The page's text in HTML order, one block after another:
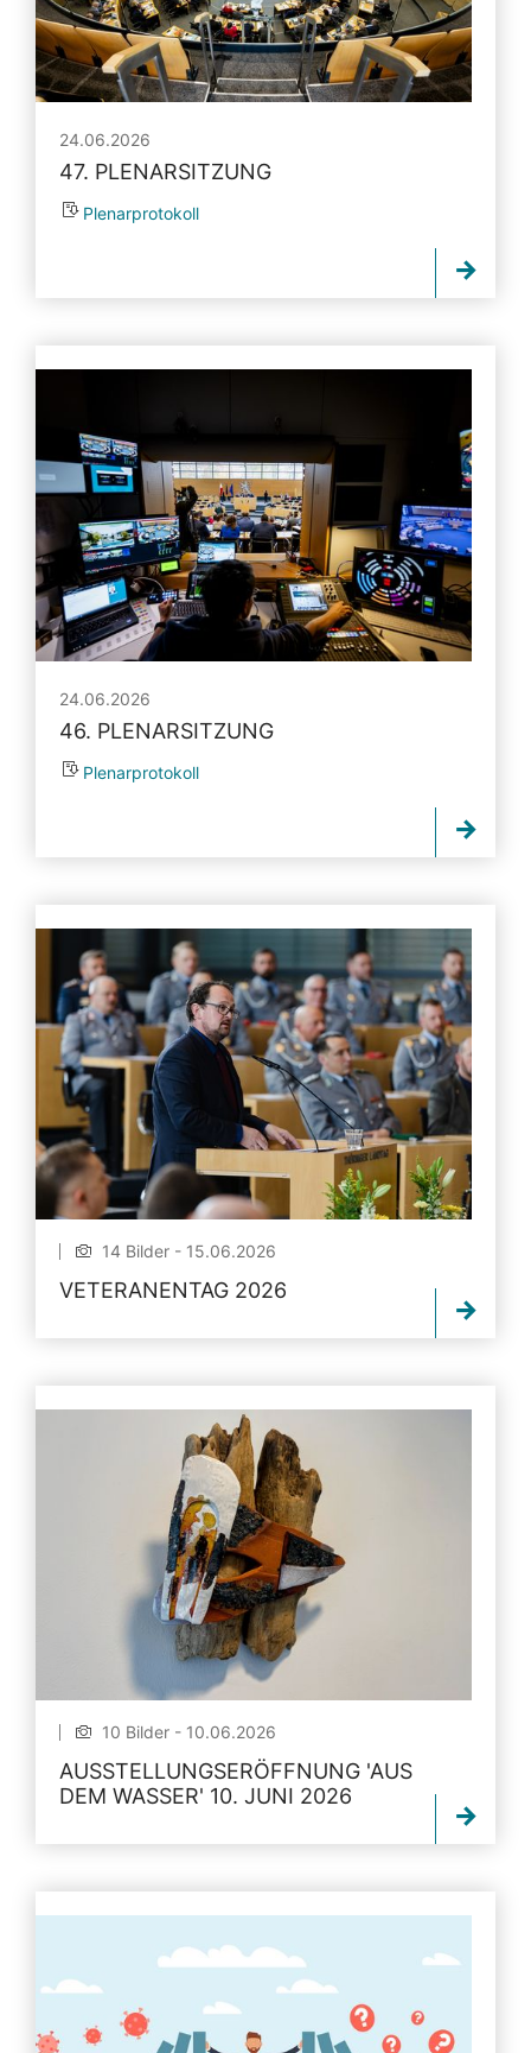
24.06.2026
47. PLENARSITZUNG
Plenarprotokoll
24.06.2026
46. PLENARSITZUNG
Plenarprotokoll
14 Bilder - 15.06.2026
VETERANENTAG 2026
10 Bilder - 10.06.2026
AUSSTELLUNGSERÖFFNUNG 'AUS
DEM WASSER' 10. JUNI 2026